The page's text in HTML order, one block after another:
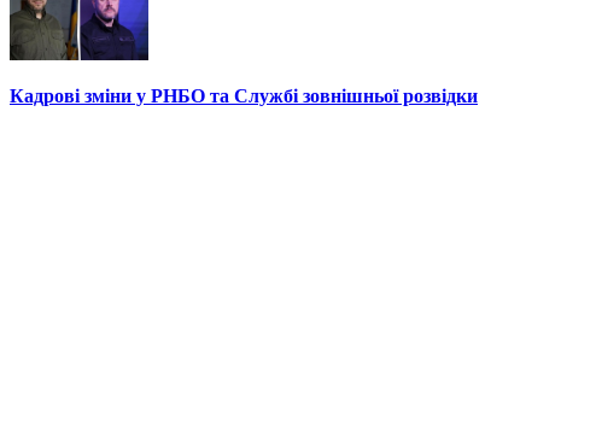
Кадрові зміни у РНБО та Службі зовнішньої розвідки